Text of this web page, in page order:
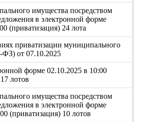
имущества посредством
в электронной форме
(приватизация) 24 лота
приватизации муниципального
от 07.10.2025
форме 02.10.2025 в 10:00
лотов
имущества посредством
в электронной форме
(приватизация) 10 лотов